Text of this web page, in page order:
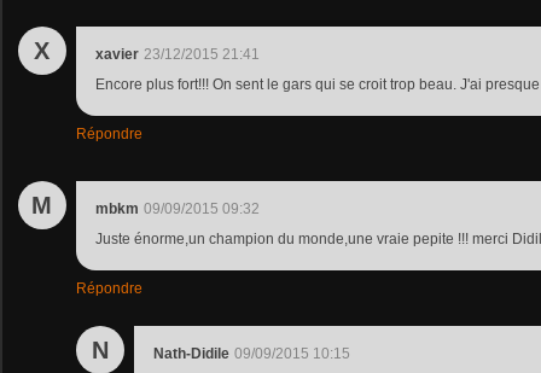
X xavier 23/12/2015 21:41
Encore plus fort!!! On sent le gars qui se croit trop beau. J'ai
Répondre
M mbkm 09/09/2015 09:32
Juste énorme,un champion du monde,une vraie pepite !!! merci
Répondre
N Nath-Didile 09/09/2015 10:15